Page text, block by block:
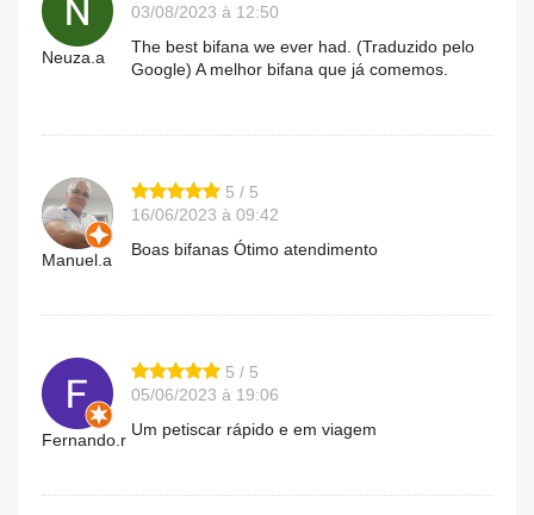
Neuza.a
03/08/2023 à 12:50
The best bifana we ever had. (Traduzido pelo
Google) A melhor bifana que já comemos.
Manuel.a
5 / 5
16/06/2023 à 09:42
Boas bifanas Ótimo atendimento
Fernando.r
5 / 5
05/06/2023 à 19:06
Um petiscar rápido e em viagem